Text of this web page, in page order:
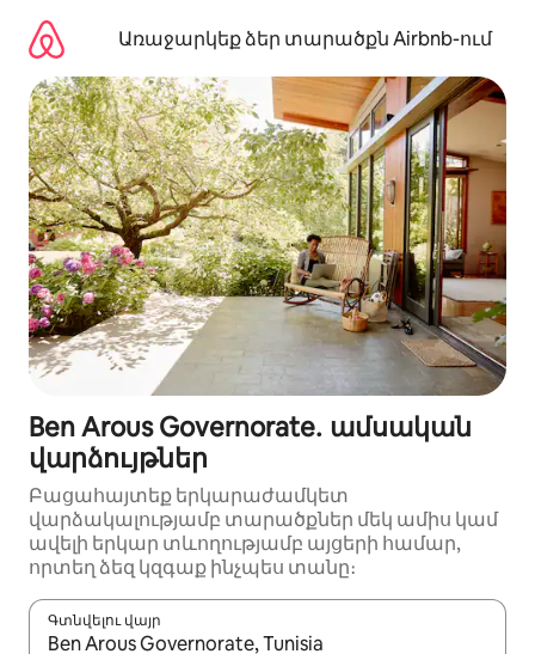
բովանդակությանըԱռաջարկեք ձեր տարածքն Airbnb-ում
Ben Arous Governorate․ ամսական
վարձույթներ
Բացահայտեք երկարաժամկետ
վարձակալությամբ տարածքներ մեկ ամիս կամ
ավելի երկար տևողությամբ այցերի համար,
որտեղ ձեզ կզգաք ինչպես տանը։
Գտնվելու վայր
Երբ արդյունքները հասանելի լինեն, սլաքների